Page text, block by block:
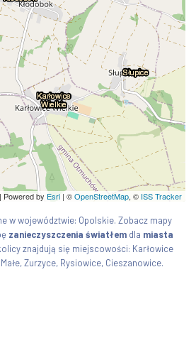
| Powered by Esri | ©OpenStreetMap, © ISS Tracker
w województwie: Opolskie. Zobacz mapy
zanieczyszczenia światłem dla miasta
znajdują się miejscowości: Karłowice
Zurzyce, Rysiowice, Cieszanowice.